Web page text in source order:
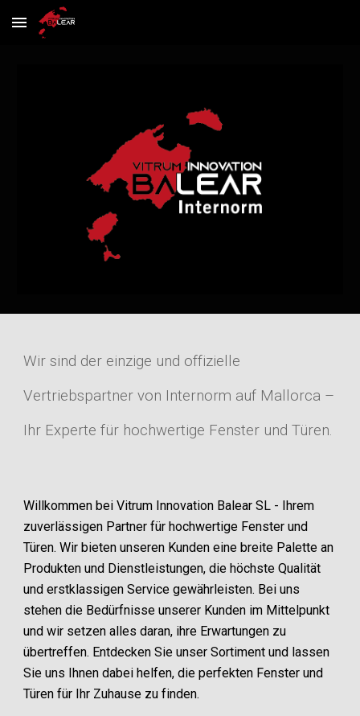
Skip to main content
Wir sind der einzige und offizielle
Vertriebspartner von Internorm auf Mallorca –
Ihr Experte für hochwertige Fenster und Türen.
Willkommen bei Vitrum Innovation Balear SL - Ihrem
zuverlässigen Partner für hochwertige Fenster und
Türen. Wir bieten unseren Kunden eine breite Palette an
Produkten und Dienstleistungen, die höchste Qualität
und erstklassigen Service gewährleisten. Bei uns
stehen die Bedürfnisse unserer Kunden im Mittelpunkt
und wir setzen alles daran, ihre Erwartungen zu
übertreffen. Entdecken Sie unser Sortiment und lassen
Sie uns Ihnen dabei helfen, die perfekten Fenster und
Türen für Ihr Zuhause zu finden.